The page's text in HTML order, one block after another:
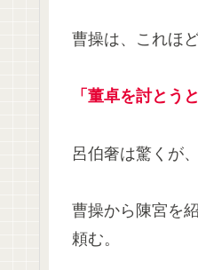
曹操は、これほ
「董卓を討とう
呂伯奢は驚くが
曹操から陳宮を
頼む。